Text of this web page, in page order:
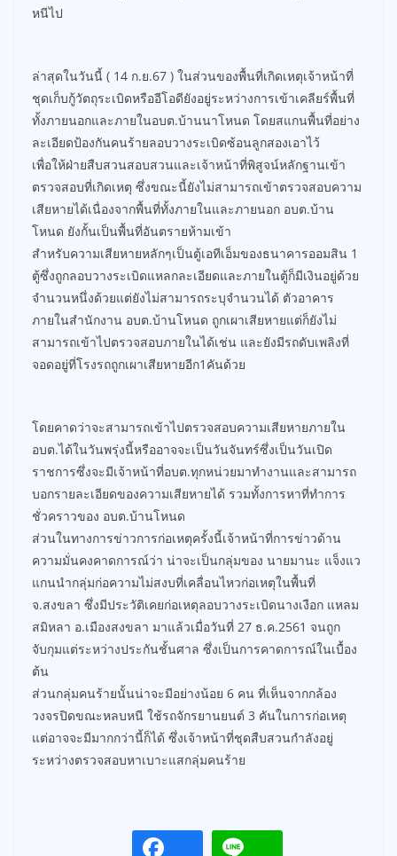
หนีไป
ล่าสุดในวันนี้ ( 14 ก.ย.67 ) ในส่วนของพื้นที่เกิดเหตุเจ้าหน้าที่
ชุดเก็บกู้วัตถุระเบิดหรืออีโอดียังอยู่ระหว่างการเข้าเคลียร์พื้นที่
ทั้งภายนอกและภายในอบต.บ้านนาโหนด โดยสแกนพื้นที่อย่าง
ละเอียดป้องกันคนร้ายลอบวางระเบิดซ้อนลูกสองเอาไว้
เพื่อให้ฝ่ายสืบสวนสอบสวนและเจ้าหน้าที่พิสูจน์หลักฐานเข้า
ตรวจสอบที่เกิดเหตุ ซึ่งขณะนี้ยังไม่สามารถเข้าตรวจสอบความ
เสียหายได้เนื่องจากพื้นที่ทั้งภายในและภายนอก อบต.บ้าน
โหนด ยังกั้นเป็นพื้นที่อันตรายห้ามเข้า
สำหรับความเสียหายหลักๆเป็นตู้เอทีเอ็มของธนาคารออมสิน 1
ตู้ซึ่งถูกลอบวางระเบิดแหลกละเอียดและภายในตู้ก็มีเงินอยู่ด้วย
จำนวนหนึ่งด้วยแต่ยังไม่สามารถระบุจำนวนได้ ตัวอาคาร
ภายในสำนักงาน อบต.บ้านโหนด ถูกเผาเสียหายแต่ก็ยังไม่
สามารถเข้าไปตรวจสอบภายในได้เช่น และยังมีรถดับเพลิงที่
จอดอยู่ที่โรงรถถูกเผาเสียหายอีก1คันด้วย
โดยคาดว่าจะสามารถเข้าไปตรวจสอบความเสียหายภายใน
อบต.ได้ในวันพรุ่งนี้หรืออาจจะเป็นวันจันทร์ซึ่งเป็นวันเปิด
ราชการซึ่งจะมีเจ้าหน้าที่อบต.ทุกหน่วยมาทำงานและสามารถ
บอกรายละเอียดของความเสียหายได้ รวมทั้งการหาที่ทำการ
ชั่วคราวของ อบต.บ้านโหนด
ส่วนในทางการข่าวการก่อเหตุครั้งนี้เจ้าหน้าที่การข่าวด้าน
ความมั่นคงคาดการณ์ว่า น่าจะเป็นกลุ่มของ นายมานะ แจ็งแว
แกนนำกลุ่มก่อความไม่สงบที่เคลื่อนไหวก่อเหตุในพื้นที่
จ.สงขลา ซึ่งมีประวัติเคยก่อเหตุลอบวางระเบิดนางเงือก แหลม
สมิหลา อ.เมืองสงขลา มาแล้วเมื่อวันที่ 27 ธ.ค.2561 จนถูก
จับกุมแต่ระหว่างประกันชั้นศาล ซึ่งเป็นการคาดการณ์ในเบื้อง
ต้น
ส่วนกลุ่มคนร้ายนั้นน่าจะมีอย่างน้อย 6 คน ที่เห็นจากกล้อง
วงจรปิดขณะหลบหนี ใช้รถจักรยานยนต์ 3 คันในการก่อเหตุ
แต่อาจจะมีมากกว่านี้ก็ได้ ซึ่งเจ้าหน้าที่ชุดสืบสวนกำลังอยู่
ระหว่างตรวจสอบหาเบาะแสกลุ่มคนร้าย